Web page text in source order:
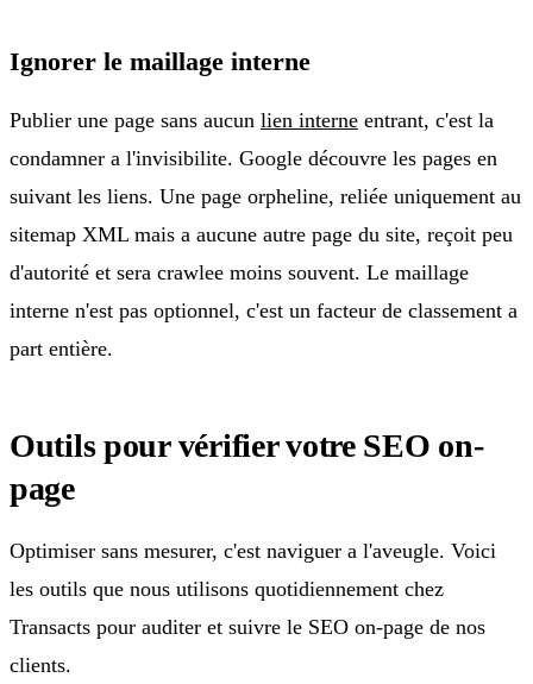
Ignorer le maillage interne
Publier une page sans aucun lien interne entrant, c'est la
condamner a l'invisibilite. Google découvre les pages en
suivant les liens. Une page orpheline, reliée uniquement au
sitemap XML mais a aucune autre page du site, reçoit peu
d'autorité et sera crawlee moins souvent. Le maillage
interne n'est pas optionnel, c'est un facteur de classement a
part entière.
Outils pour vérifier votre SEO on-
page
Optimiser sans mesurer, c'est naviguer a l'aveugle. Voici
les outils que nous utilisons quotidiennement chez
Transacts pour auditer et suivre le SEO on-page de nos
clients.